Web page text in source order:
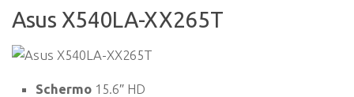
Asus X540LA-XX265T
Schermo 15.6″ HD